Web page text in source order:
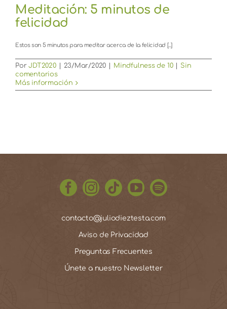
Meditación: 5 minutos de
felicidad
Estos son 5 minutos para meditar acerca de la felicidad [...]
PorJDT2020 23/Mar/2020 Mindfulness de 10
Sin
comentarios
Más información
contacto@juliodieztesta.com
Aviso de Privacidad
Preguntas Frecuentes
Únete a nuestro Newsletter